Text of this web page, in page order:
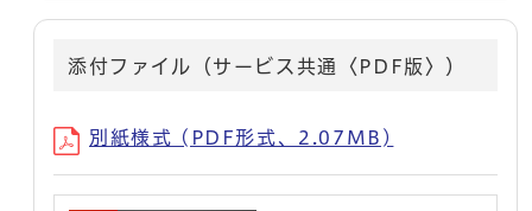
添付ファイル（サービス共通〈PDF版〉）
別紙様式 (PDF形式、2.07MB)